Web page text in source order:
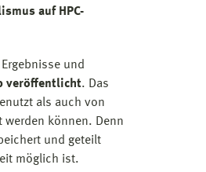
auf HPC-
und
veröffentlicht. Das
als auch von
werden können. Denn
und geteilt
möglich ist.